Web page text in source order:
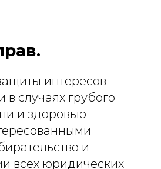
интересов
случаях грубого
и здоровью
и
всех юридических